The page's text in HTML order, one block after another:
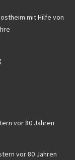
mit Hilfe von
vor 80 Jahren
vor 80 Jahren